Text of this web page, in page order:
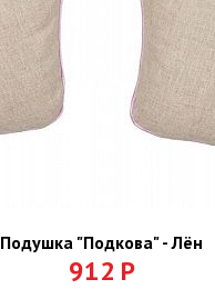
Подушка "Подкова" - Лён
912 Р